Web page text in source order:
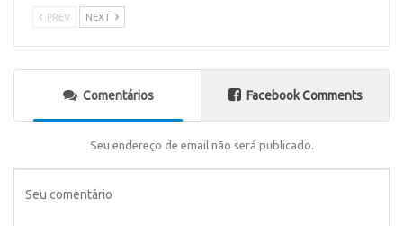
PREV NEXT
Comentários Facebook Comments
Seu endereço de email não será publicado.